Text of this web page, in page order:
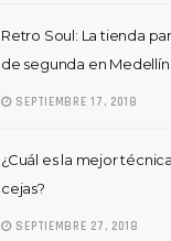
Retro Soul: La tienda
de segunda en Medellín
SEPTIEMBRE 17, 2018
¿Cuál es la mejor
cejas?
SEPTIEMBRE 27, 2018